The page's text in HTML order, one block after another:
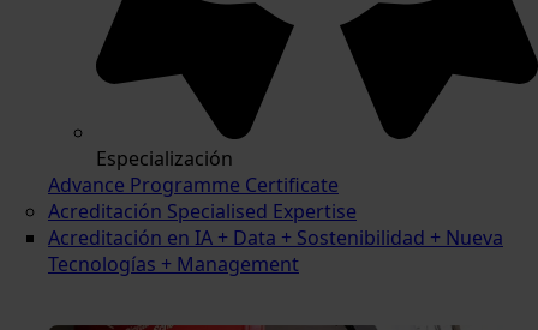
Especialización
Advance Programme Certificate
Acreditación Specialised Expertise
Acreditación en IA + Data + Sostenibilidad + Nueva
Tecnologías + Management